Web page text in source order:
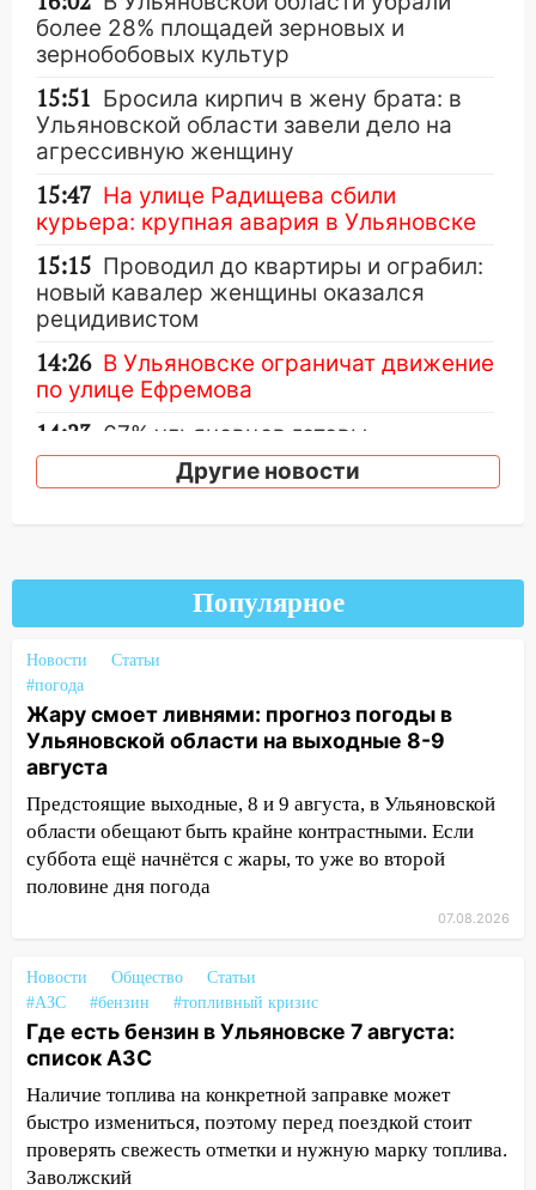
более 28% площадей зерновых и
зернобобовых культур
15:51 Бросила кирпич в жену брата: в
Ульяновской области завели дело на
агрессивную женщину
15:47 На улице Радищева сбили
курьера: крупная авария в Ульяновске
15:15 Проводил до квартиры и ограбил:
новый кавалер женщины оказался
рецидивистом
14:26 В Ульяновске ограничат движение
по улице Ефремова
14:23 67% ульяновцев готовы
передумать увольняться, если им
повысят зарплату
судом предстанет банда
автоподставщиков
13:36 В Инзе произошел крупный пожар
13:00
мужчины, которого необоснованно
обвиняли в жестоком обращении с
животными
12:28 Миллион на «льготниках»: в
Ульяновской области перевозчик
провернул хитрую схему с чужими
проездными
120 тысяч долга
11:49
Снят режим «Ракетная
опасность» на территории Ульяновской
области
11:30 Кабмин РФ разрешил до 1 июля
2027 года импорт, выпуск и обращение
бензина Евро 2, Евро 3, Евро 4
Другие новости
Популярное
Новости
Статьи
#погода
Жару смоет ливнями: прогноз погоды в
Ульяновской области на выходные 8-9
августа
Предстоящие выходные, 8 и 9 августа, в Ульяновской
области обещают быть крайне контрастными. Если
суббота ещё начнётся с жары, то уже во второй
половине дня погода
07.08.2026
Новости Общество
Статьи
#АЗС
#бензин #топливный кризис
Где есть бензин в Ульяновске 7 августа:
список АЗС
Наличие топлива на конкретной заправке может
быстро измениться, поэтому перед поездкой стоит
проверять свежесть отметки и нужную марку топлива.
Заволжский